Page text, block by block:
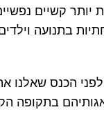
קשיים נפשיים
בתנועה
הכנס שאלנו
בתקופה